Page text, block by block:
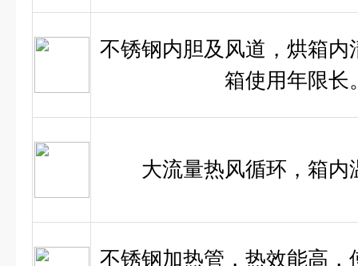
不锈钢内胆及风道，烘箱内
箱使用年限长
大流量热风循环，箱内
不锈钢加热管，热效能高，